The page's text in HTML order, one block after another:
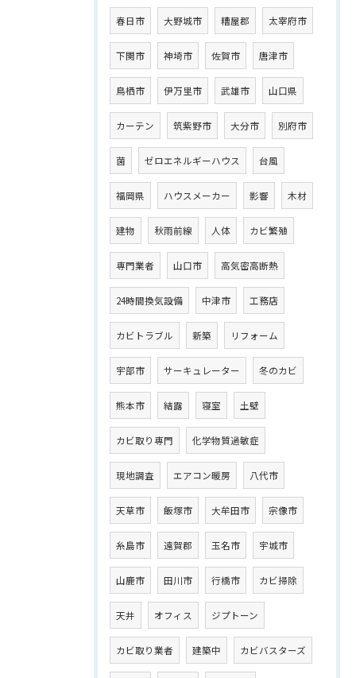
春日市 大野城市 糟屋郡 太宰府市
下関市 神埼市 佐賀市 唐津市
鳥栖市 伊万里市 武雄市 山口県
カーテン 筑紫野市 大分市 別府市
菌 ゼロエネルギーハウス 台風
福岡県 ハウスメーカー 影響 木材
建物 秋雨前線 人体 カビ繁殖
専門業者 山口市 高気密高断熱
24時間換気設備 中津市 工務店
カビトラブル 新築 リフォーム
宇部市 サーキュレーター 冬のカビ
熊本市 結露 寝室 土壁
カビ取り専門 化学物質過敏症
現地調査 エアコン暖房 八代市
天草市 飯塚市 大牟田市 宗像市
糸島市 遠賀郡 玉名市 宇城市
山鹿市 田川市 行橋市 カビ掃除
天井 オフィス ジプトーン
カビ取り業者 建築中 カビバスターズ